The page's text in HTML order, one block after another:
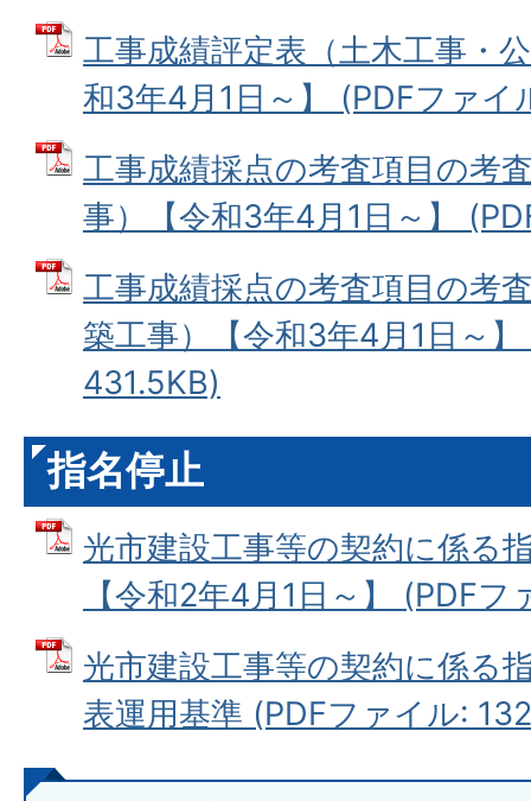
工事成績評定表（土木工事・
和3年4月1日～】 (PDFファイ
工事成績採点の考査項目の考
事）【令和3年4月1日～】
工事成績採点の考査項目の考
築工事）【令和3年4月1日～
431.5KB)
指名停止
光市建設工事等の契約に係る
【令和2年4月1日～】 (PDF
光市建設工事等の契約に係る
表運用基準 (PDFファイル: